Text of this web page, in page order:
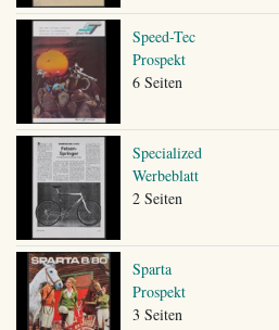
Speed-Tec
Prospekt
6 Seiten
Specialized
Werbeblatt
2 Seiten
Sparta
Prospekt
3 Seiten